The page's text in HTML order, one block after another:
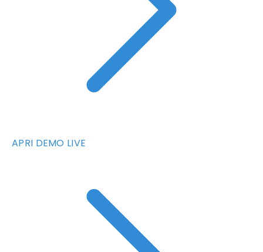
APRI DEMO LIVE